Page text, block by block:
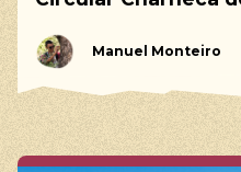
Manuel Monteiro